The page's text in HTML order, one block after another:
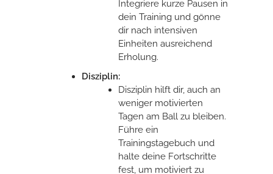
Integriere kurze Pausen in
dein Training und gönne
dir nach intensiven
Einheiten ausreichend
Erholung.
Disziplin:
Disziplin hilft dir, auch an
weniger motivierten
Tagen am Ball zu bleiben.
Führe ein
Trainingstagebuch und
halte deine Fortschritte
fest, um motiviert zu